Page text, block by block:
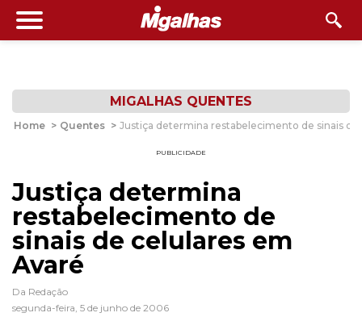
MIGALHAS QUENTES
Home > Quentes > Justiça determina restabelecimento de sinais de
PUBLICIDADE
Justiça determina
restabelecimento de
sinais de celulares em
Avaré
Da Redação
segunda-feira, 5 de junho de 2006